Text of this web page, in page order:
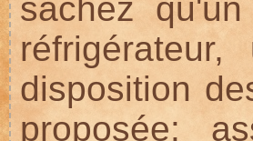
sachez
disposition
proposée: